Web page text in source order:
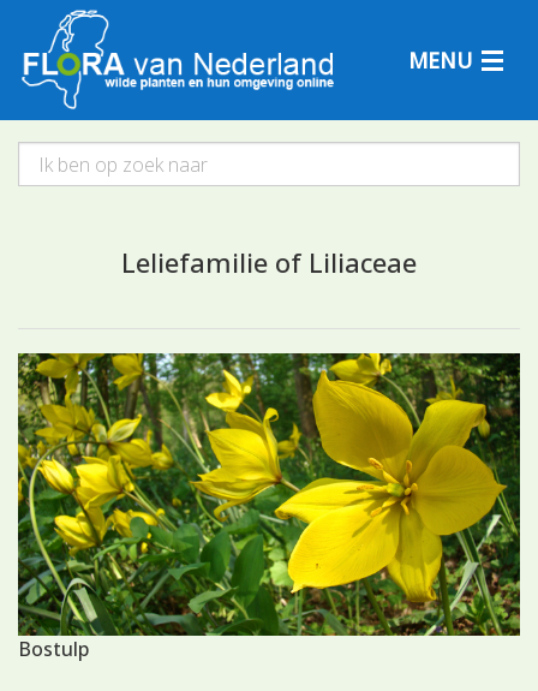
MENU
Determineren
Leliefamilie of Liliaceae
Bostulp